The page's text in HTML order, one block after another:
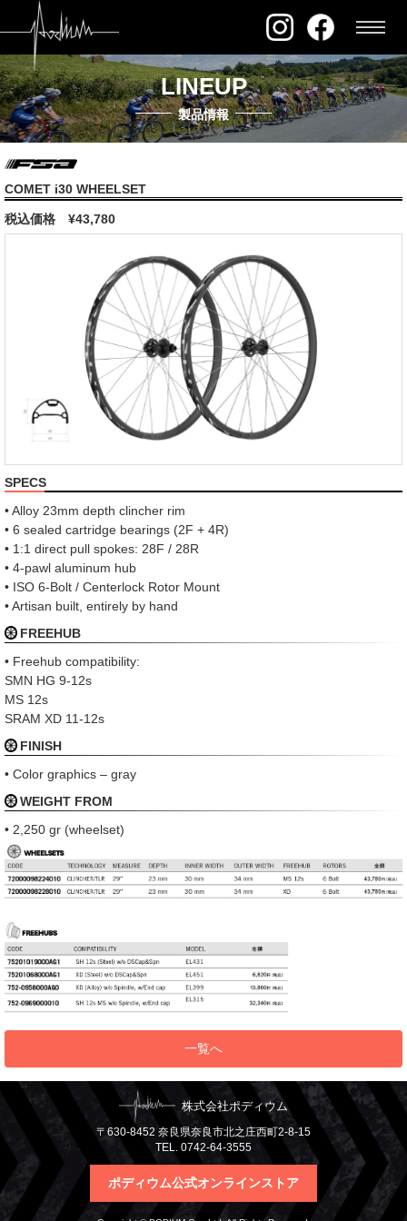
LINEUP
製品情報
COMET i30 WHEELSET
税込価格 ¥43,780
SPECS
• Alloy 23mm depth clincher rim
• 6 sealed cartridge bearings (2F + 4R)
• 1:1 direct pull spokes: 28F / 28R
• 4-pawl aluminum hub
• ISO 6-Bolt / Centerlock Rotor Mount
• Artisan built, entirely by hand
FREEHUB
• Freehub compatibility:
SMN HG 9-12s
MS 12s
SRAM XD 11-12s
FINISH
• Color graphics – gray
WEIGHT FROM
• 2,250 gr (wheelset)
一覧へ
株式会社ポディウム
〒630-8452 奈良県奈良市北之庄西町2-8-15
TEL. 0742-64-3555
ポディウム公式オンラインストア